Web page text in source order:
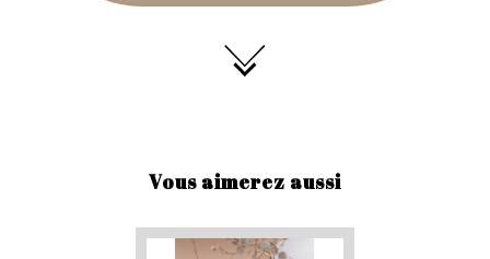
Vous aimerez aussi